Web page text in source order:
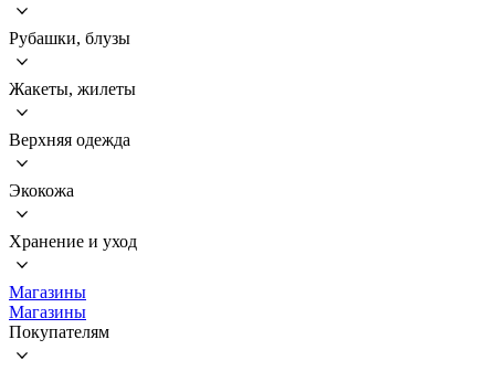
Рубашки, блузы
Жакеты, жилеты
Верхняя одежда
Экокожа
Хранение и уход
Магазины
Магазины
Покупателям